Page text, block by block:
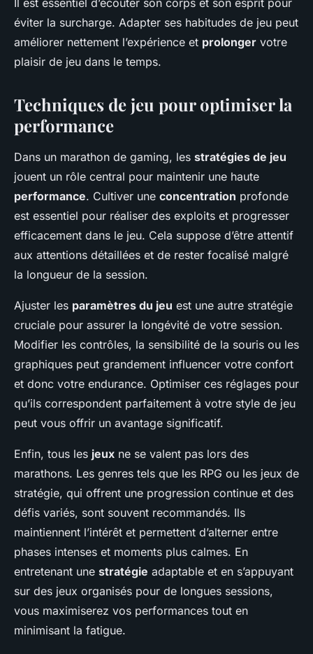
Il est essentiel d’écouter son corps et son esprit pour
éviter la surcharge. Adapter ses habitudes de jeu peut
améliorer nettement l’expérience et prolonger votre
plaisir de jeu dans le temps.
Techniques de jeu pour optimiser la
performance
Dans un marathon de gaming, les stratégies de jeu
jouent un rôle central pour maintenir une haute
performance. Cultiver une concentration profonde
est essentiel pour réaliser des exploits et progresser
efficacement dans le jeu. Cela suppose d’être attentif
aux attentions détaillées et de rester focalisé malgré
la longueur de la session.
Ajuster les paramètres du jeu est une autre stratégie
cruciale pour assurer la longévité de votre session.
Modifier les contrôles, la sensibilité de la souris ou les
graphiques peut grandement influencer votre confort
et donc votre endurance. Optimiser ces réglages pour
qu’ils correspondent parfaitement à votre style de jeu
peut vous offrir un avantage significatif.
Enfin, tous les jeux ne se valent pas lors des
marathons. Les genres tels que les RPG ou les jeux de
stratégie, qui offrent une progression continue et des
défis variés, sont souvent recommandés. Ils
maintiennent l’intérêt et permettent d’alterner entre
phases intenses et moments plus calmes. En
entretenant une stratégie adaptable et en s’appuyant
sur des jeux organisés pour de longues sessions,
vous maximiserez vos performances tout en
minimisant la fatigue.